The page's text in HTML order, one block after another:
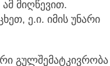
მიღწევით.
ე.ი. იმის უნარი
გულშემატკივრობა